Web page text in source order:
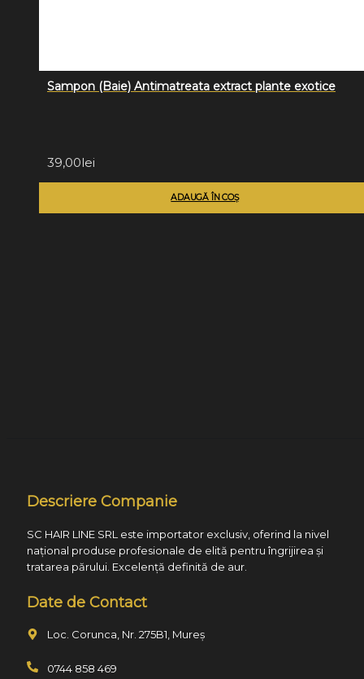
Sampon (Baie) Antimatreata extract plante exotice
39,00lei
ADAUGĂ ÎN COȘ
Descriere Companie
SC HAIR LINE SRL este importator exclusiv, oferind la nivel
național produse profesionale de elită pentru îngrijirea și
tratarea părului. Excelență definită de aur.
Date de Contact
Loc. Corunca, Nr. 275B1, Mureș
0744 858 469